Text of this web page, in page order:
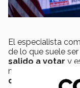
El especialista
de lo que suele
salido a votar y
motivaciones que
darle un vuelco